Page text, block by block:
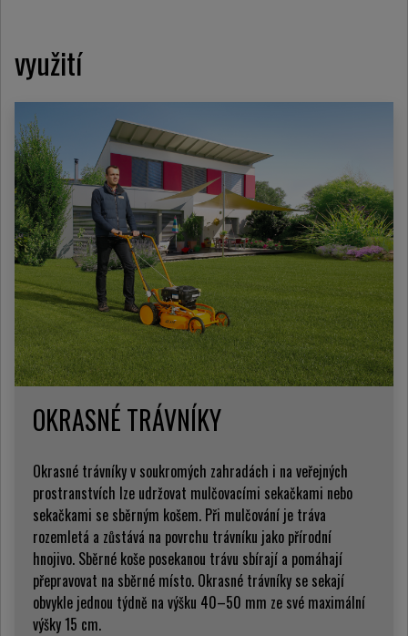
využití
OKRASNÉ TRÁVNÍKY
Okrasné trávníky v soukromých zahradách i na veřejných
prostranstvích lze udržovat mulčovacími sekačkami nebo
sekačkami se sběrným košem. Při mulčování je tráva
rozemletá a zůstává na povrchu trávníku jako přírodní
hnojivo. Sběrné koše posekanou trávu sbírají a pomáhají
přepravovat na sběrné místo. Okrasné trávníky se sekají
obvykle jednou týdně na výšku 40–50 mm ze své maximální
výšky 15 cm.